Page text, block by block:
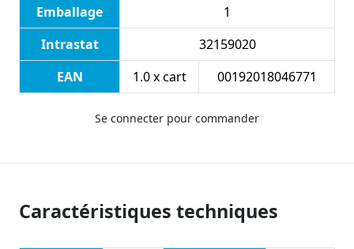
Emballage
1
Intrastat
32159020
EAN
1.0 x cart 00192018046771
Se connecter pour commander
Caractéristiques techniques